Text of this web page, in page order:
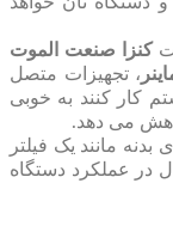
کنزا صنعت الموت
، تجهیزات متصل
کار کنند به خوبی
می دهد.
بدنه مانند یک فیلتر
در عملکرد دستگاه